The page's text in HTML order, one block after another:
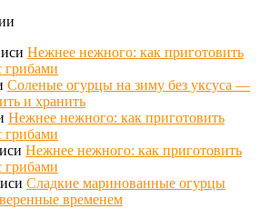
Нежнее нежного: как приготовить
грибами
Соленые огурцы на зиму без уксуса —
и хранить
Нежнее нежного: как приготовить
грибами
Нежнее нежного: как приготовить
грибами
Сладкие маринованные огурцы
временем